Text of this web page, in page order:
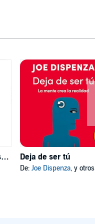
Hábitos atómicos (Español neutro) Deja de ser tú
De: Joe Dispenza, y otros